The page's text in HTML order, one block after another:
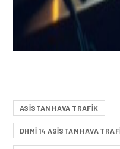
ASİSTAN HAVA TRAFİK
DHMİ 14 ASİSTAN HAVA